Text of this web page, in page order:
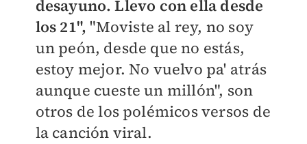
desayuno. Llevo con ella desde
los 21", "Moviste al rey, no soy
un peón, desde que no estás,
estoy mejor. No vuelvo pa' atrás
aunque cueste un millón", son
otros de los polémicos versos de
la canción viral.